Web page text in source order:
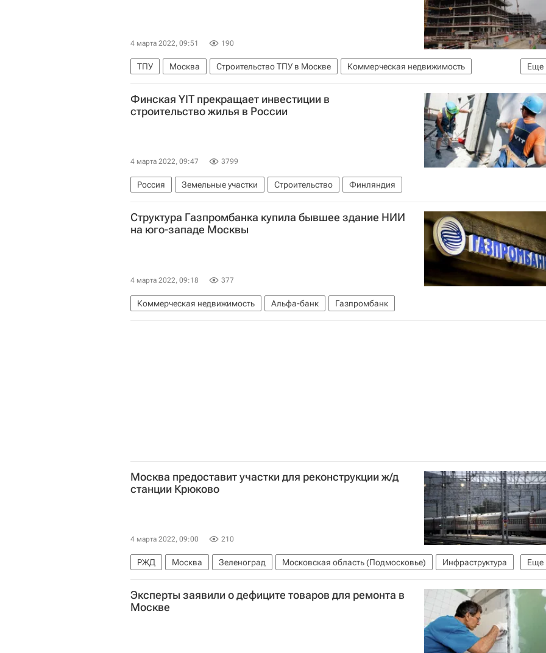
4 марта 2022, 09:51 190
Еще
ТПУ Москва Строительство ТПУ в Москве
Коммерческая недвижимость
Москомстройинвест
Финская YIT прекращает инвестиции в
строительство жилья в России
4 марта 2022, 09:47 3799
Россия Земельные участки Строительство Финляндия
Структура Газпромбанка купила бывшее здание НИИ
на юго-западе Москвы
4 марта 2022, 09:18 377
Коммерческая недвижимость Альфа-банк Газпромбанк
Москва предоставит участки для реконструкции ж/д
станции Крюково
4 марта 2022, 09:00 210
Еще
РЖД Москва Зеленоград Московская область (Подмосковье)
Инфраструктура
Железная дорога
Эксперты заявили о дефиците товаров для ремонта в
Москве